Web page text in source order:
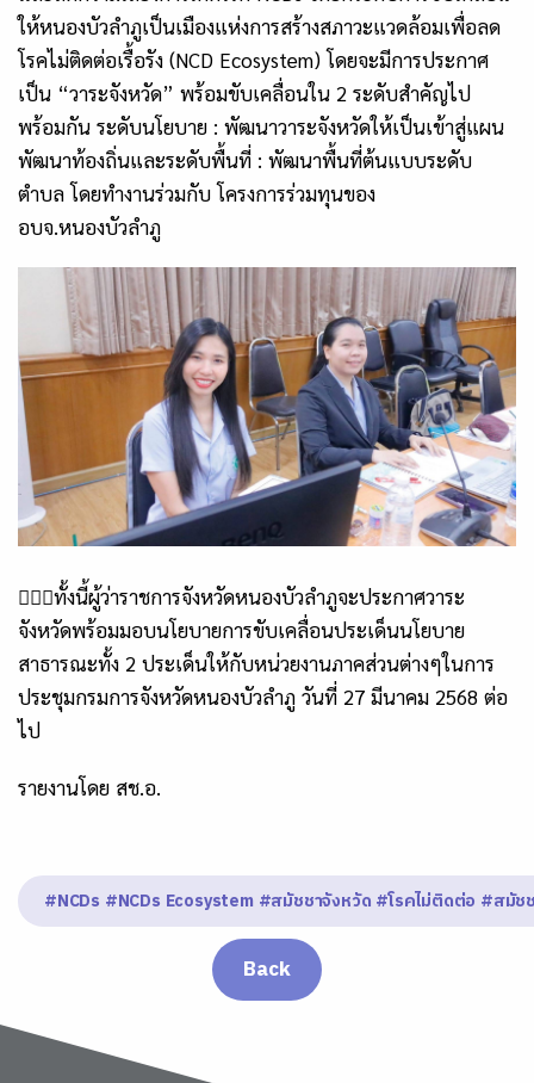
ให้หนองบัวลำภูเป็นเมืองแห่งการสร้างสภาวะแวดล้อมเพื่อลด
โรคไม่ติดต่อเรื้อรัง (NCD Ecosystem)โดยจะมีการประกาศ
เป็น “วาระจังหวัด” พร้อมขับเคลื่อนใน 2 ระดับสำคัญไป
พร้อมกัน ระดับนโยบาย : พัฒนาวาระจังหวัดให้เป็นเข้าสู่แผน
พัฒนาท้องถิ่นและระดับพื้นที่ : พัฒนาพื้นที่ต้นแบบระดับ
ตำบล โดยทำงานร่วมกับ โครงการร่วมทุนของ
อบจ.หนองบัวลำภู
💁🏻‍♀️ทั้งนี้ผู้ว่าราชการจังหวัดหนองบัวลำภูจะประกาศวาระ
จังหวัดพร้อมมอบนโยบายการขับเคลื่อนประเด็นนโยบาย
สาธารณะทั้ง 2 ประเด็นให้กับหน่วยงานภาคส่วนต่างๆในการ
ประชุมกรมการจังหวัดหนองบัวลำภู วันที่ 27 มีนาคม 2568 ต่อ
ไป
รายงานโดย สช.อ.
#NCDs #NCDs Ecosystem #สมัชชาจังหวัด #โรคไม่ติดต่อ #สมัช
Back